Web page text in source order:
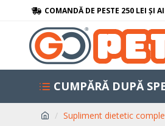
COMANDĂ DE PESTE 250 LEI ȘI
CUMPĂRĂ DUPĂ
Supliment dietetic